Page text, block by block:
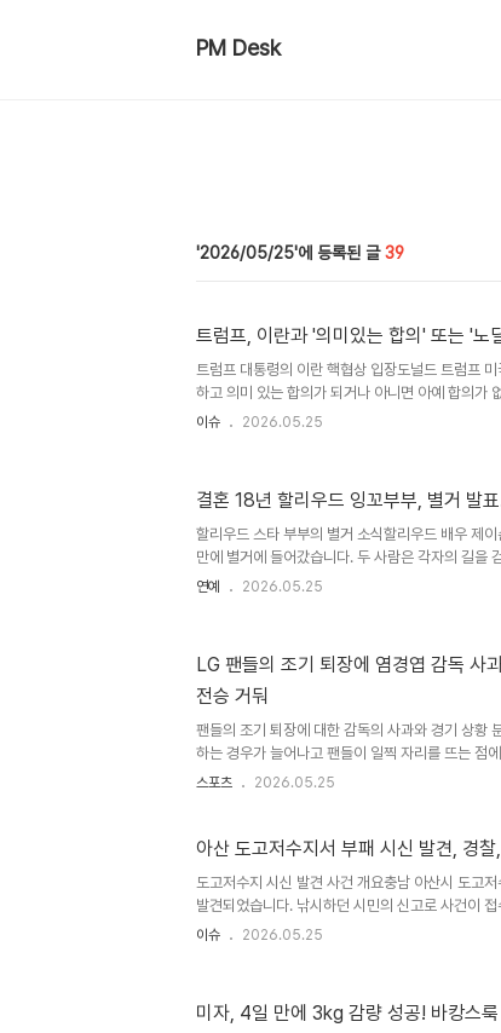
PM Desk
2026/05/25 39
트럼프, 이란과 '의미있는 합의' 또는 '노
트럼프 대통령의 이란 핵협상 입장도널드 트럼프
하고 의미 있는 합의가 되거나 아니면 아예 합의가
오바마 행정부의 핵합의와는 정반대가 될 것이라고
은 60일 휴전 연장과 호르무즈 해협 개방, 핵 프로
도되었습니다. 그러나 양측은 이란의 농축 우라늄
수준에 ..
이슈 2026.05.25
결혼 18년 할리우드 잉꼬부부, 별거 발
할리우드 스타 부부의 별거 소식할리우드 배우 제
만에 별거에 들어갔습니다. 두 사람은 각자의 길을
를 통해 알려졌습니다. 대변인은 이들이 여전히 좋
알려졌습니다. 이들은 오랜 결혼 생활 동안 사생활
게 자주 공개하지 않고 가족의 일상을 조심스럽게
동제이슨..
연예 2026.05.25
LG 팬들의 조기 퇴장에 염경엽 감독 사
전승 거둬
팬들의 조기 퇴장에 대한 감독의 사과와 경기 상황
하는 경우가 늘어나고 팬들이 일찍 자리를 뜨는 점
필승조급 투수들로 추격조를 채워 일찍 포기하는
의 끝내기 홈런과 팬들에게 전하는 메시지9회말 2
송한 마음을 전하며, 믿고 함께 버텨준다면 신바람
라..
스포츠 2026.05.25
아산 도고저수지서 부패 시신 발견, 경
도고저수지 시신 발견 사건 개요충남 아산시 도고
발견되었습니다. 낚시하던 시민의 신고로 사건이
를 조사하고 있습니다. 신고 및 인양 과정시민의
속될 예정입니다. 사건의 전말이 밝혀질 때까지 수
이슈 2026.05.25
미자, 4일 만에 3kg 감량 성공! 바캉스룩